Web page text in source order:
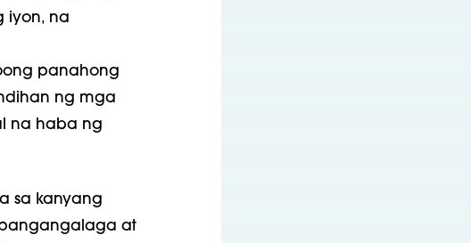
iyon, na
panahong
ng mga
na haba ng
sa kanyang
at